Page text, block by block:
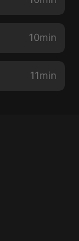
10min
11min